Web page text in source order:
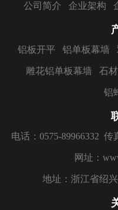
公司简介 企业架构
铝板开平 铝单板幕墙
雕花铝单板幕墙 石
铝
电话：0575-89966332 传
网址：
地址：浙江省绍